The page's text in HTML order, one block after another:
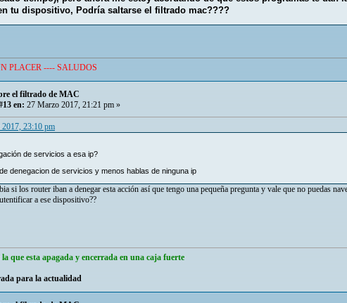
tu dispositivo, Podría saltarse el filtrado mac????
PLACER ---- SALUDOS
el filtrado de MAC
en: 27 Marzo 2017, 21:21 pm »
23:10 pm
de servicios a esa ip?
denegacion de servicios y menos hablas de ninguna ip
si los router iban a denegar esta acción así que tengo una pequeña pregunta y vale que no puedas
a ese dispositivo??
que esta apagada y encerrada en una caja fuerte
para la actualidad